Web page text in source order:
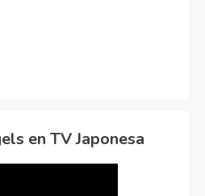
en TV Japonesa